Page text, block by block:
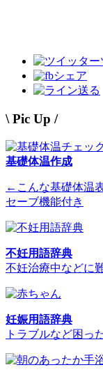
シェア
送る
\ Pic Up /
基礎体温作成
←こんな基礎体温
セーブ機能付き
不妊用語辞典
不妊治療中などに
妊娠用語辞典
トラブルなど困っ